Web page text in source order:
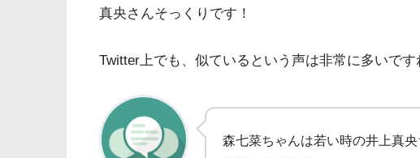
真央さんそっくりです！
Twitter上でも、似ているという声は非常に多いです
森七菜ちゃんは若い時の井上真